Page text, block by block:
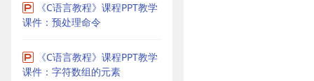
《C语言教程》课程PPT教学
课件：预处理命令
《C语言教程》课程PPT教学
课件：字符数组的元素